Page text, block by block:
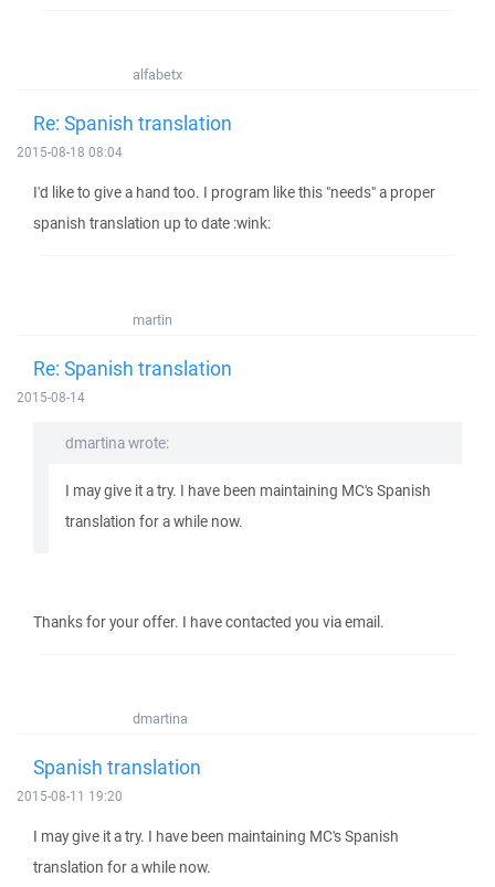
alfabetx
Re: Spanish translation
2015-08-18 08:04
I'd like to give a hand too. I program like this "needs" a proper
spanish translation up to date :wink:
martin
Re: Spanish translation
2015-08-14
dmartina wrote:
I may give it a try. I have been maintaining MC's Spanish
translation for a while now.
Thanks for your offer. I have contacted you via email.
dmartina
Spanish translation
2015-08-11 19:20
I may give it a try. I have been maintaining MC's Spanish
translation for a while now.